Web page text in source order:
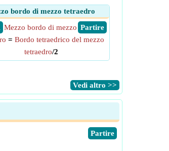
bordo di mezzo tetraedro
​ Partire
Mezzo bordo di mezzo
= Bordo tetraedrico del mezzo
tetraedro/2
​Vedi altro >>
​Partire